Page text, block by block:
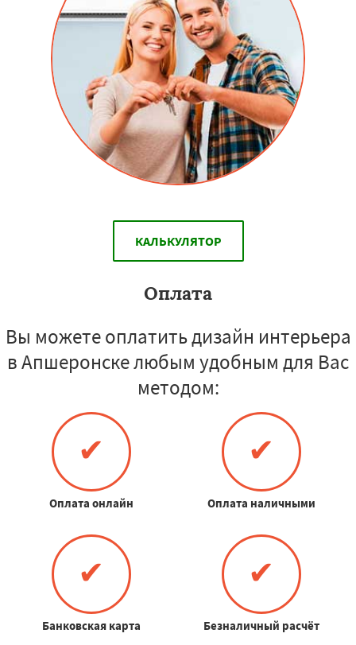
КАЛЬКУЛЯТОР
Оплата
Вы можете оплатить дизайн интерьера
в Апшеронске любым удобным для Вас
методом:
✔
Оплата онлайн
✔
Оплата наличными
✔
Банковская карта
✔
Безналичный расчёт